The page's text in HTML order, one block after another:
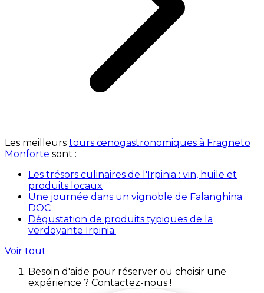
Les meilleurs tours œnogastronomiques à Fragneto
Monforte sont :
Les trésors culinaires de l'Irpinia : vin, huile et
produits locaux
Une journée dans un vignoble de Falanghina
DOC
Dégustation de produits typiques de la
verdoyante Irpinia.
Voir tout
Besoin d'aide pour réserver ou choisir une
expérience ? Contactez-nous !